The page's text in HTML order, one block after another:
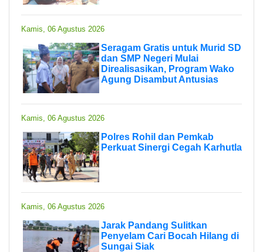
Kamis, 06 Agustus 2026
Seragam Gratis untuk Murid SD
dan SMP Negeri Mulai
Direalisasikan, Program Wako
Agung Disambut Antusias
Kamis, 06 Agustus 2026
Polres Rohil dan Pemkab
Perkuat Sinergi Cegah Karhutla
Kamis, 06 Agustus 2026
Jarak Pandang Sulitkan
Penyelam Cari Bocah Hilang di
Sungai Siak